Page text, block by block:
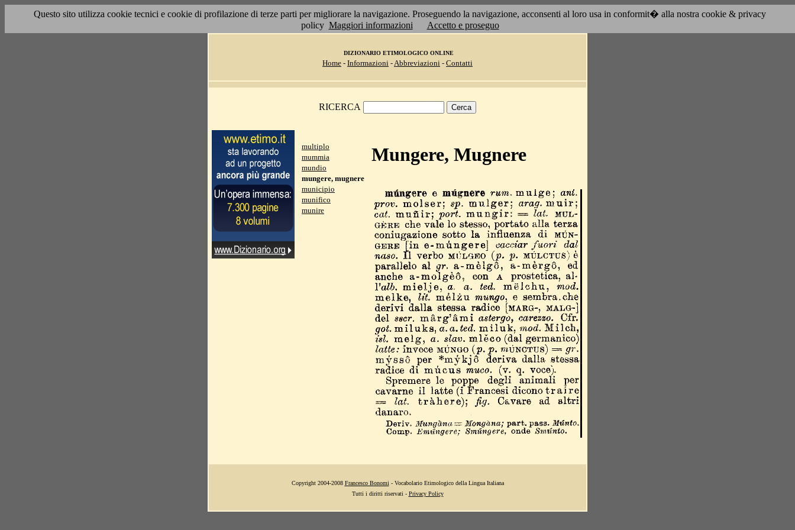
Questo sito utilizza cookie tecnici e cookie di profilazione di terze parti per migliorare la navigazione. Proseguendo la navigazione, acconsenti al loro usa in conformit� alla nostra cookie & privacy
policy Maggiori informazioni Accetto e proseguo
DIZIONARIO ETIMOLOGICO ONLINE
Home - Informazioni -Abbreviazioni - Contatti
RICERCA
multiplo
mummia
mundio
mungere, mugnere
municipio
munifico
munire
Mungere, Mugnere
Copyright 2004-2008 Francesco Bonomi - Vocabolario Etimologico della Lingua Italiana
Tutti i diritti riservati - Privacy Policy